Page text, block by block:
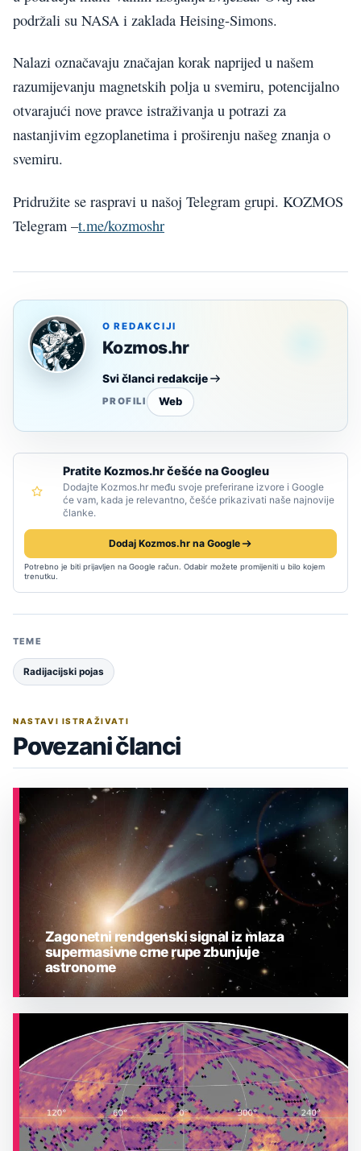
podržali su NASA i zaklada Heising-Simons.
Nalazi označavaju značajan korak naprijed u našem
razumijevanju magnetskih polja u svemiru, potencijalno
otvarajući nove pravce istraživanja u potrazi za
nastanjivim egzoplanetima i proširenju našeg znanja o
svemiru.
Pridružite se raspravi u našoj Telegram grupi. KOZMOS
Telegram –t.me/kozmoshr
O REDAKCIJI
Kozmos.hr
Svi članci redakcije
PROFILI Web
Pratite Kozmos.hr češće na Googleu
Dodajte Kozmos.hr među svoje preferirane izvore i Google
će vam, kada je relevantno, češće prikazivati naše najnovije
članke.
Dodaj Kozmos.hr na Google
Potrebno je biti prijavljen na Google račun. Odabir možete promijeniti u bilo kojem
trenutku.
TEME
Radijacijski pojas
NASTAVI ISTRAŽIVATI
Povezani članci
ASTRONOMIJA
Zagonetni rendgenski signal iz mlaza
supermasivne crne rupe zbunjuje
astronome